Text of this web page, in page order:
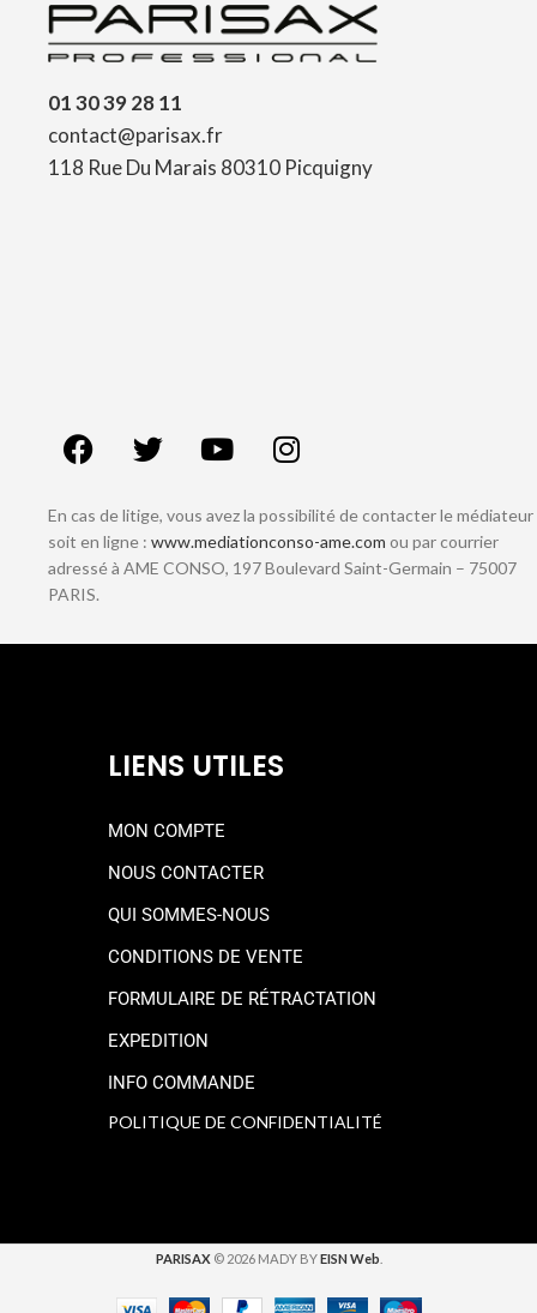
01 30 39 28 11
contact@parisax.fr
118 Rue Du Marais 80310 Picquigny
En cas de litige, vous avez la possibilité de contacter le médiateur
soit en ligne : www.mediationconso-ame.com ou par courrier
adressé à AME CONSO, 197 Boulevard Saint-Germain – 75007
PARIS.
LIENS UTILES
MON COMPTE
NOUS CONTACTER
QUI SOMMES-NOUS
CONDITIONS DE VENTE
FORMULAIRE DE RÉTRACTATION
EXPEDITION
INFO COMMANDE
POLITIQUE DE CONFIDENTIALITÉ
PARISAX© 2026 MADY BYEISN Web